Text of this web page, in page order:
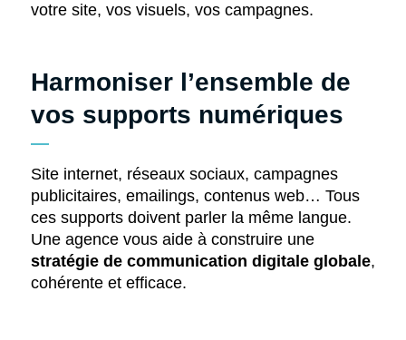
votre site, vos visuels, vos campagnes.
Harmoniser l’ensemble de
vos supports numériques
Site internet, réseaux sociaux, campagnes
publicitaires, emailings, contenus web… Tous
ces supports doivent parler la même langue.
Une agence vous aide à construire une
stratégie de communication digitale globale,
cohérente et efficace.